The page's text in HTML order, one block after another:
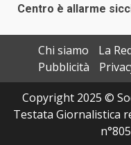
Centro è allarme
Chi siamo
La
Pubblicità
Copyright 2025 ©
Testata Giornalistica